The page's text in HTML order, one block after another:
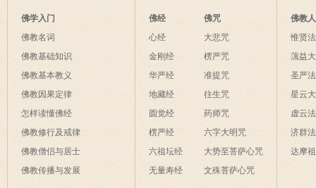
夜间不敢长伸
破海底天。
佛学入门
佛教名词
佛教基础知识
佛教基本教义
佛教因果定律
怎样读懂佛经
佛教修行及戒律
佛教僧侣与居士
佛教传播与发展
佛经
心经
金刚经
华严经
地藏经
圆觉经
楞严经
六祖坛经
无量寿经
佛咒
大悲咒
楞严咒
准提咒
往生咒
药师咒
六字大明咒
大势至菩萨心咒
文殊菩萨心咒
佛教
惟贤
蕅益
圣严
星云
虚云
济群
达摩